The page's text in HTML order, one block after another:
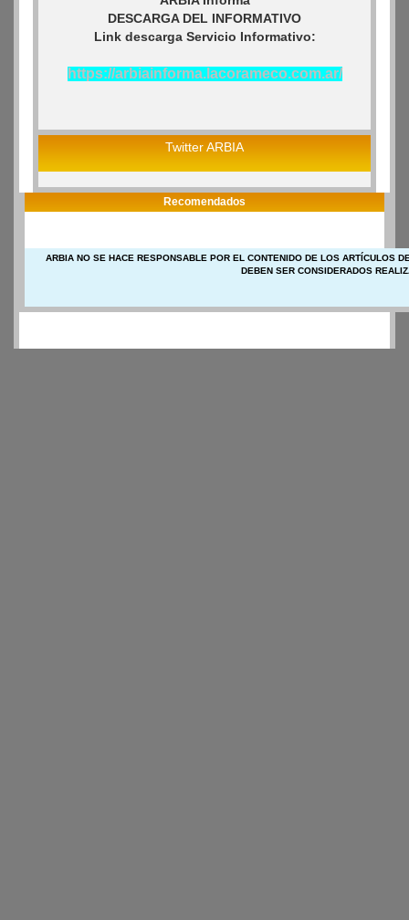
DESCARGA DEL INFORMATIVO
Link descarga Servicio Informativo:
https://arbiainforma.lacorameco.com.ar/
Twitter ARBIA
Recomendados
ARBIA NO SE HACE RESPONSABLE POR EL CONTENIDO DE LOS ARTÍCULOS
DEBEN SER CONSIDERADOS